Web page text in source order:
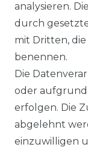
☛
☞
☛
☞ Mehr
analysieren.
durch
mit Dritten,
benennen.
Die
oder aufgrund
erfolgen. Die
abgelehnt
einzuwilligen